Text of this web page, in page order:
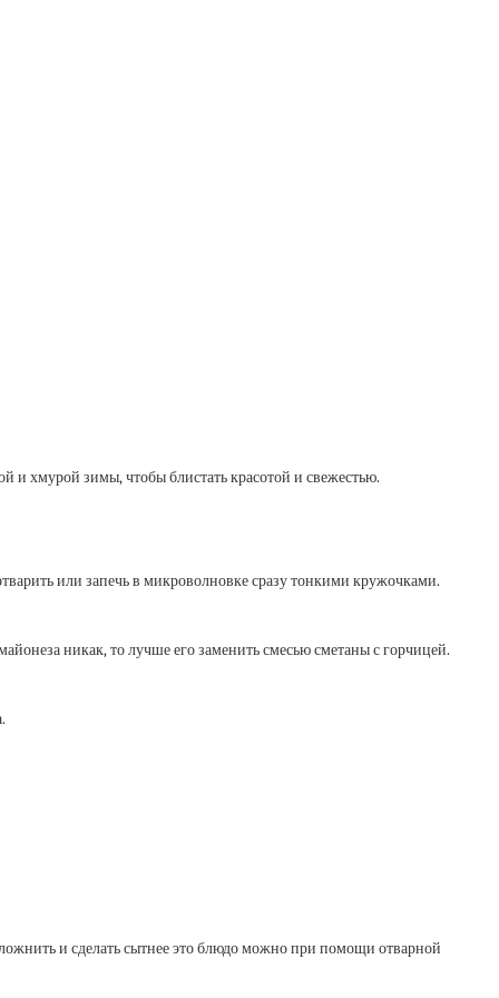
и хмурой зимы, чтобы блистать красотой и свежестью.
или запечь в микроволновке сразу тонкими кружочками.
никак, то лучше его заменить смесью сметаны с горчицей.
и сделать сытнее это блюдо можно при помощи отварной